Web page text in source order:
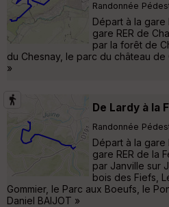
Randonnée
Départ à la gare
gare RER de
par la forêt de
du Chesnay, le parc du château de
»
De Lardy à la
Randonnée
Départ à la gare
gare RER de la
par Janville sur
bois des Fiefs,
Gommier, le Parc aux Boeufs, le
Daniel BAIJOT »